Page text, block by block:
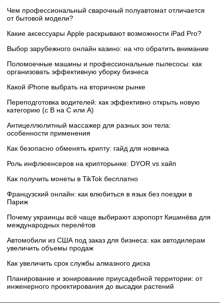
Чем профессиональный сварочный полуавтомат отличается
от бытовой модели?
Какие аксессуары Apple раскрывают возможности iPad Pro?
Выбор зарубежного онлайн казино: на что обратить внимание
Поломоечные машины и профессиональные пылесосы: как
организовать эффективную уборку бизнеса
Какой iPhone выбрать на вторичном рынке
Переподготовка водителей: как эффективно открыть новую
категорию (с B на C или А)
Антицеллюлитный массажер для разных зон тела:
особенности применения
Как безопасно обменять крипту: гайд для новичка
Роль инфлюенсеров на крипторынке: DYOR vs хайп
Как получить монеты в TikTok бесплатно
Французский онлайн: как влюбиться в язык без поездки в
Париж
Почему украинцы всё чаще выбирают аэропорт Кишинёва для
международных перелётов
Автомобили из США под заказ для бизнеса: как автодилерам
увеличить объемы продаж
Как увеличить срок службы алмазного диска
Планирование и зонирование приусадебной территории: от
инженерного проектирования до высадки растений